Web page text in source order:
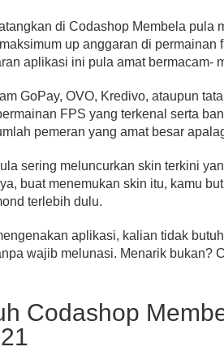
di Codashop Membela pula
up anggaran di permainan
aplikasi ini pula amat bermacam-
GoPay, OVO, Kredivo, ataupun
FPS yang terkenal serta
pemeran yang amat besar
sering meluncurkan skin terkini
buat menemukan skin itu, kamu
terlebih dulu.
aplikasi, kalian tidak
wajib melunasi. Menarik bukan?
Codashop